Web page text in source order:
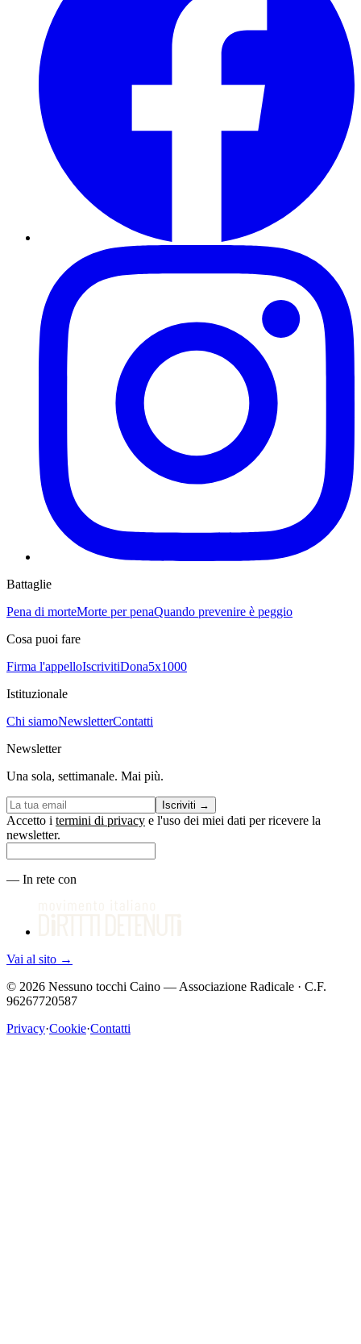
Battaglie
Pena di morteMorte per penaQuando prevenire è peggio
Cosa puoi fare
Firma l'appelloIscrivitiDona5x1000
Istituzionale
Chi siamoNewsletterContatti
Newsletter
Una sola, settimanale. Mai più.
Iscriviti →
Accetto i termini di privacy e l'uso dei miei dati per ricevere la
newsletter.
— In rete con
Vai al sito →
© 2026 Nessuno tocchi Caino — Associazione Radicale · C.F.
96267720587
Privacy·Cookie·Contatti